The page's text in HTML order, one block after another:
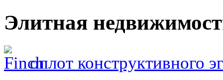
Элитная
оплот конструктивного